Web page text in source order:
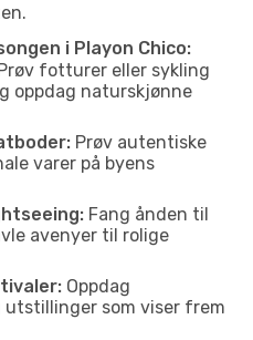
i Playon Chico:
fotturer eller sykling
oppdag naturskjønne
Prøv autentiske
varer på byens
Fang ånden til
avenyer til rolige
Oppdag
som viser frem